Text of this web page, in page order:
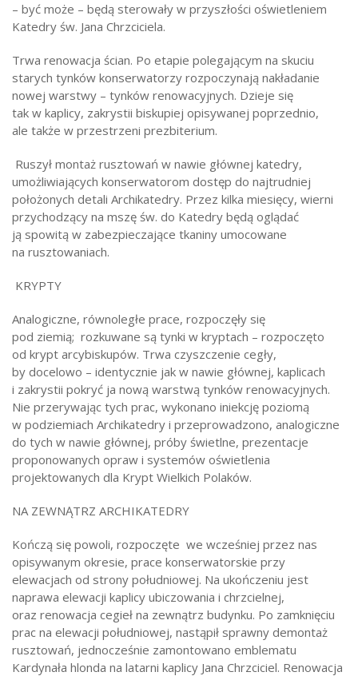
– być może – będą sterowały w przyszłości oświetleniem
Katedry św. Jana Chrzciciela.
Trwa renowacja ścian. Po etapie polegającym na skuciu
starych tynków konserwatorzy rozpoczynają nakładanie
nowej warstwy – tynków renowacyjnych. Dzieje się
tak w kaplicy, zakrystii biskupiej opisywanej poprzednio,
ale także w przestrzeni prezbiterium.
Ruszył montaż rusztowań w nawie głównej katedry,
umożliwiających konserwatorom dostęp do najtrudniej
położonych detali Archikatedry. Przez kilka miesięcy, wierni
przychodzący na mszę św. do Katedry będą oglądać
ją spowitą w zabezpieczające tkaniny umocowane
na rusztowaniach.
KRYPTY
Analogiczne, równoległe prace, rozpoczęły się
pod ziemią; rozkuwane są tynki w kryptach – rozpoczęto
od krypt arcybiskupów. Trwa czyszczenie cegły,
by docelowo – identycznie jak w nawie głównej, kaplicach
i zakrystii pokryć ja nową warstwą tynków renowacyjnych.
Nie przerywając tych prac, wykonano iniekcję poziomą
w podziemiach Archikatedry i przeprowadzono, analogiczne
do tych w nawie głównej, próby świetlne, prezentacje
proponowanych opraw i systemów oświetlenia
projektowanych dla Krypt Wielkich Polaków.
NA ZEWNĄTRZ ARCHIKATEDRY
Kończą się powoli, rozpoczęte we wcześniej przez nas
opisywanym okresie, prace konserwatorskie przy
elewacjach od strony południowej. Na ukończeniu jest
naprawa elewacji kaplicy ubiczowania i chrzcielnej,
oraz renowacja cegieł na zewnątrz budynku. Po zamknięciu
prac na elewacji południowej, nastąpił sprawny demontaż
rusztowań, jednocześnie zamontowano emblematu
Kardynała hlonda na latarni kaplicy Jana Chrzciciel. Renowacja